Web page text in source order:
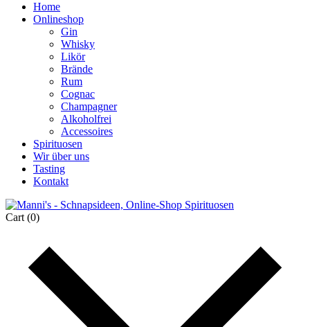
Home
Onlineshop
Gin
Whisky
Likör
Brände
Rum
Cognac
Champagner
Alkoholfrei
Accessoires
Spirituosen
Wir über uns
Tasting
Kontakt
Cart (0)